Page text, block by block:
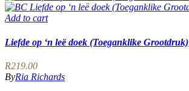
Add to cart
Liefde op ‘n leë doek (Toeganklike Grootdruk)
R219.00
ByRia Richards